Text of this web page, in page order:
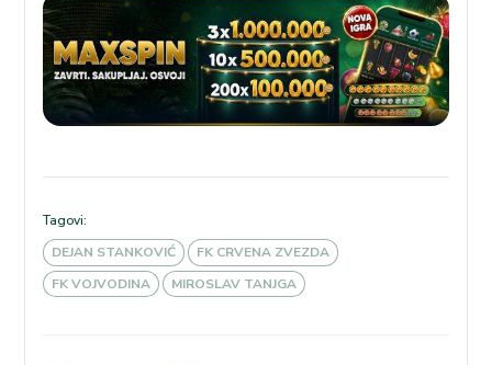
Tagovi:
DEJAN STANKOVIĆ
FK CRVENA ZVEZDA
FK VOJVODINA
MIROSLAV TANJGA